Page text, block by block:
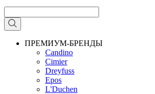
ПРЕМИУМ-БРЕНДЫ
Candino
Cimier
Dreyfuss
Epos
L'Duchen